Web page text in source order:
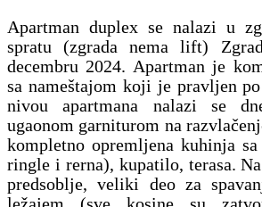
Apartman duplex se nalazi u
spratu (zgrada nema lift)
decembru 2024. Apartman je
sa nameštajom koji je pravljen
nivou apartmana nalazi se
ugaonom garniturom na
kompletno opremljena kuhinja
ringle i rerna), kupatilo, terasa.
predsoblje, veliki deo za
ležajem (sve kosine su